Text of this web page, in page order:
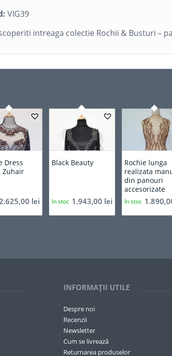
VIG39
intreaga colectie Rochii & Busturi –
Dress
Zuhair
lei
Black Beauty
1.943,00 lei
In stoc
Rochie lunga
realizata
din panouri
accesorizate
In stoc
INFORMAȚII UTILE
Despre noi
Recenzii
Newsletter
Cum se livrează
Returnarea produselor